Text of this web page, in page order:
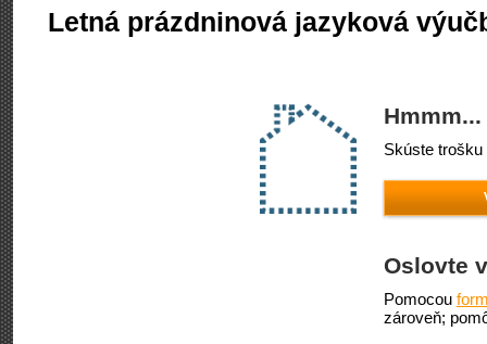
Letná prázdninová jazyková
Skúste
Oslovte
Pomocou
zároveň;